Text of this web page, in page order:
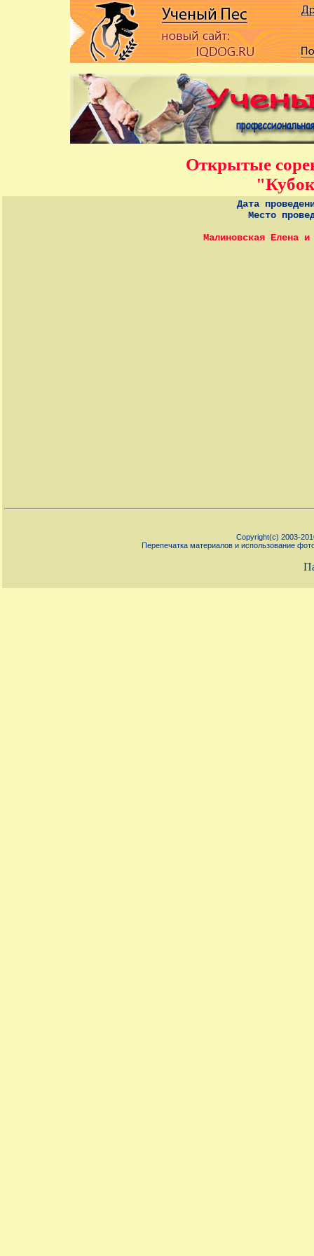
Открытые
Дата
Место
Малиновская Елена
Copyright(c) 2003-
Перепечатка материалов и использование